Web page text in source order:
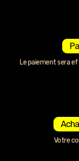
Le paiement sera
Votre